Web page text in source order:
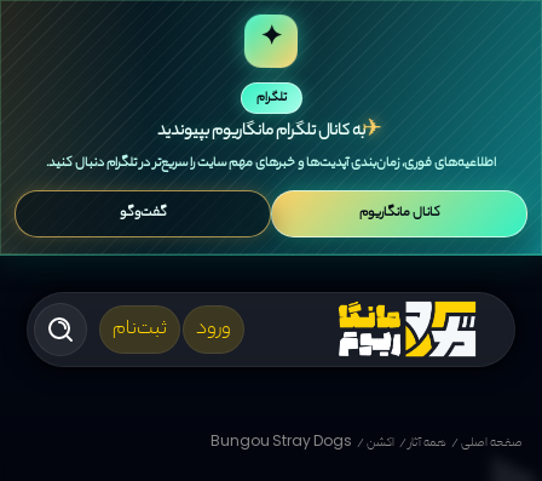
✦
تلگرام
✈به کانال تلگرام مانگاریوم بپیوندید
اطلاعیه‌های فوری، زمان‌بندی آپدیت‌ها و خبرهای مهم سایت را سریع‌تر در تلگرام دنبال کنید.
کانال مانگاریوم گفت‌وگو
ورود ثبت‌نام
صفحه اصلی همه آثار اکشن Bungou Stray Dogs